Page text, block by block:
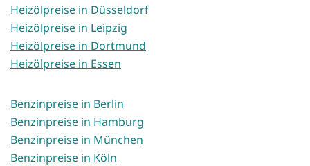
Heizölpreise in Düsseldorf
Heizölpreise in Leipzig
Heizölpreise in Dortmund
Heizölpreise in Essen
Benzinpreise in Berlin
Benzinpreise in Hamburg
Benzinpreise in München
Benzinpreise in Köln